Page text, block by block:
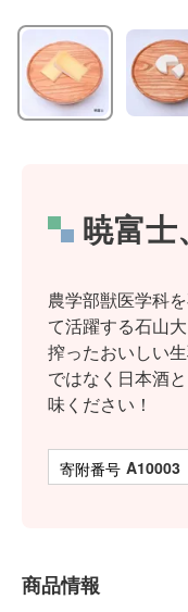
暁富士
農学部獣医学科
て活躍する石山
搾ったおいしい
ではなく日本酒
味ください！
商品番号 A10003
商品情報